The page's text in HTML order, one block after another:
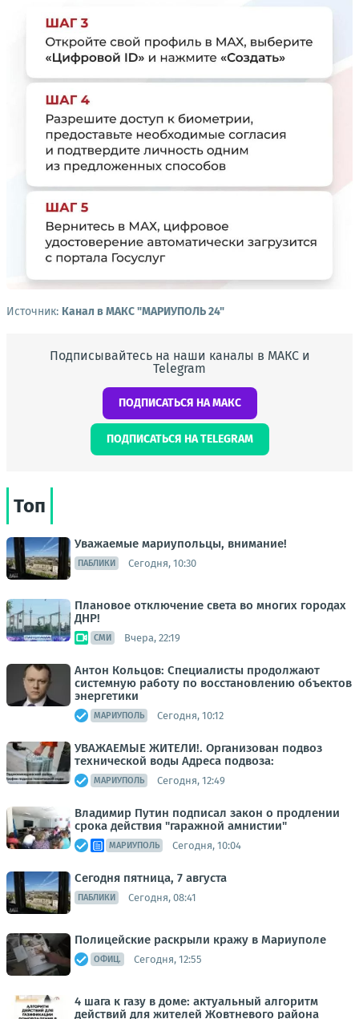
Источник: Канал в МАКС "МАРИУПОЛЬ 24"
Подписывайтесь на наши каналы в МАКС и
Telegram
ПОДПИСАТЬСЯ НА МАКС
ПОДПИСАТЬСЯ НА TELEGRAM
Топ
Уважаемые мариупольцы, внимание!
ПАБЛИКИ Сегодня, 10:30
Плановое отключение света во многих городах
ДНР!
СМИ Вчера, 22:19
Антон Кольцов: Специалисты продолжают
системную работу по восстановлению объектов
энергетики
МАРИУПОЛЬ Сегодня, 10:12
УВАЖАЕМЫЕ ЖИТЕЛИ!. Организован подвоз
технической воды Адреса подвоза:
МАРИУПОЛЬ Сегодня, 12:49
Владимир Путин подписал закон о продлении
срока действия "гаражной амнистии"
МАРИУПОЛЬ Сегодня, 10:04
Сегодня пятница, 7 августа
ПАБЛИКИ Сегодня, 08:41
Полицейские раскрыли кражу в Мариуполе
ОФИЦ. Сегодня, 12:55
4 шага к газу в доме: актуальный алгоритм
действий для жителей Жовтневого района